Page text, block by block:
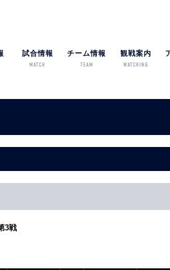
試合情報
MATCH
チーム情報
TEAM
観戦案内
WATCHING
3戦